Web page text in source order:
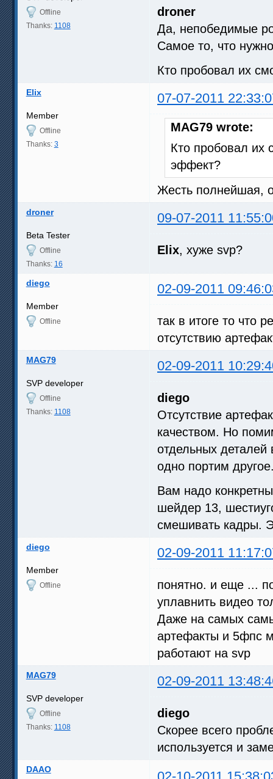
Offline
Thanks: 1108
droner
Да, непобедимые
Самое то, что
Кто пробовал их
Elix 07-07-2011
Member
Offline
Thanks: 3
MAG79 wrote:
Кто пробовал их
эффект?
Жесть полнейшая,
droner 09-07-2011
Beta Tester
Offline
Thanks: 16
Elix, хуже svp?
diego 02-09-2011
Member
Offline
так в итоге то что
отсутствию
MAG79 02-09-2011
SVP developer
Offline
Thanks: 1108
diego
Отсутствие
качеством. Но
отдельных
одно портим
Вам надо
шейдер 13,
смешивать кадры.
diego 02-09-2011
Member
Offline
понятно. и еще ...
уплавнить видео
Даже на самых
артефакты и 5фпс
работают на svp
MAG79 02-09-2011
SVP developer
Offline
Thanks: 1108
diego
Скорее всего
используется и
DAAO